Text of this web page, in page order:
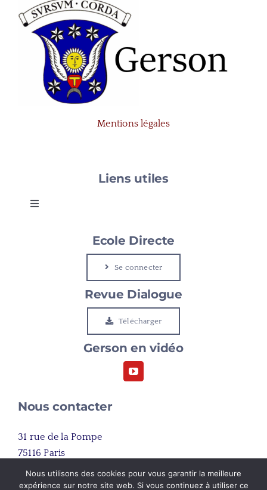
Mentions légales
Liens utiles
Toggle
Rejoindre Gerson
Ecole Directe
Se connecter
Revue Dialogue
Télécharger
Gerson en vidéo
Nous contacter
31 rue de la Pompe
75116 Paris
France
Nous utilisons des cookies pour vous garantir la meilleure
expérience sur notre site web. Si vous continuez à utiliser ce